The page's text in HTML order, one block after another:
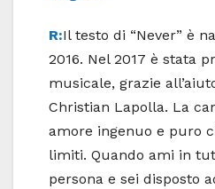
R:Il testo di “Never” è
2016. Nel 2017 è stata
musicale, grazie
Christian Lapolla. La
amore ingenuo e puro
limiti. Quando ami in
persona e sei disposto